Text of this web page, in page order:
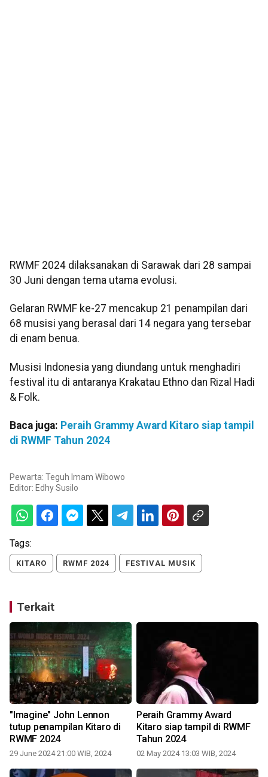
RWMF 2024 dilaksanakan di Sarawak dari 28 sampai
30 Juni dengan tema utama evolusi.
Gelaran RWMF ke-27 mencakup 21 penampilan dari
68 musisi yang berasal dari 14 negara yang tersebar
di enam benua.
Musisi Indonesia yang diundang untuk menghadiri
festival itu di antaranya Krakatau Ethno dan Rizal Hadi
& Folk.
Baca juga: Peraih Grammy Award Kitaro siap tampil
di RWMF Tahun 2024
Pewarta: Teguh Imam Wibowo
Editor: Edhy Susilo
Tags:
KITARO RWMF 2024 FESTIVAL MUSIK
Terkait
"Imagine" John Lennon
tutup penampilan Kitaro di
RWMF 2024
29 June 2024 21:00 WIB, 2024
Peraih Grammy Award
Kitaro siap tampil di RWMF
Tahun 2024
02 May 2024 13:03 WIB, 2024